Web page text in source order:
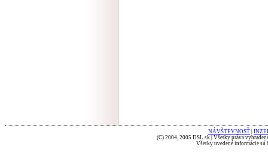
NÁVŠTEVNOSŤ
(C) 2004, 2005 DSL.sk | Všetky práva
Všetky uvedené informácie sú